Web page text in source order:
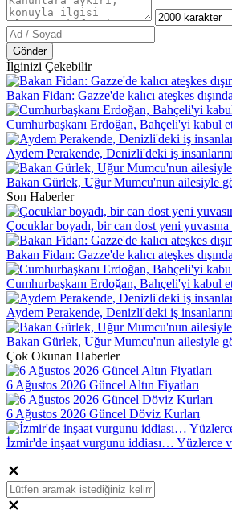
Gönder
İlginizi Çekebilir
Bakan Fidan: Gazze'de kalıcı ateşkes
Cumhurbaşkanı Erdoğan, Bahçeli'yi kabul
Aydem Perakende, Denizli'deki iş
Bakan Gürlek, Uğur Mumcu'nun ailesiyle
Son Haberler
Çocuklar boyadı, bir can dost yeni yuvasına
Bakan Fidan: Gazze'de kalıcı ateşkes
Cumhurbaşkanı Erdoğan, Bahçeli'yi kabul
Aydem Perakende, Denizli'deki iş
Bakan Gürlek, Uğur Mumcu'nun ailesiyle
Çok Okunan Haberler
6 Ağustos 2026 Güncel Altın Fiyatları
6 Ağustos 2026 Güncel Döviz Kurları
İzmir'de inşaat vurgunu iddiası… Yüzlerce